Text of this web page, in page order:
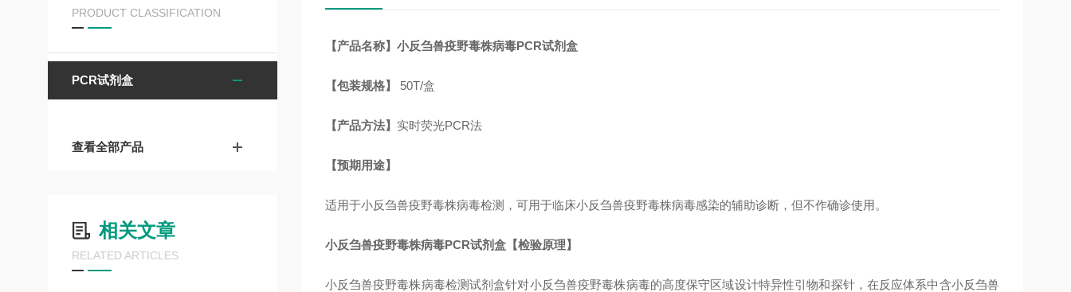
PRODUCT CLASSIFICATION
PCR试剂盒
查看全部产品
相关文章
RELATED ARTICLES
【产品名称】 小反刍兽疫野毒株病毒PCR试剂盒
【包装规格】 50T/盒
【产品方法】 实时荧光PCR法
【预期用途】
适用于小反刍兽疫野毒株病毒检测，可用于临床小反刍兽疫野毒株病毒感染的辅助诊断，但不作确诊使用。
小反刍兽疫野毒株病毒PCR试剂盒【检验原理】
小反刍兽疫野毒株病毒检测试剂盒针对小反刍兽疫野毒株病毒的高度保守区域设计特异性引物和探针，在反应体系中含小反刍兽